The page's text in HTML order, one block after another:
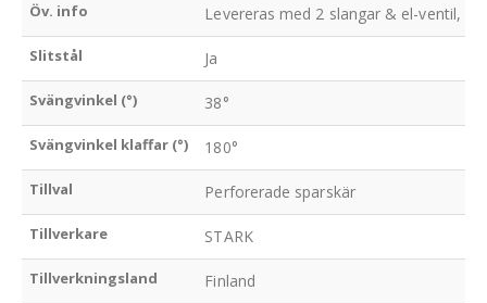
Öv. info Levereras med 2 slangar & el-ventil,
Slitstål Ja
Svängvinkel (°) 38°
Svängvinkel klaffar (°) 180°
Tillval Perforerade sparskär
Tillverkare STARK
Tillverkningsland Finland